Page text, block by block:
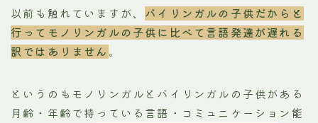
以前も触れていますが、 バイリンガルの子供だからと
行ってモノリンガルの子供に比べて言語発達が遅れる
訳ではありません 。
というのもモノリンガルとバイリンガルの子供がある
月齢・年齢で持っている言語・コミュニケーション能